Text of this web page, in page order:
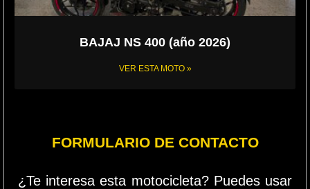
BAJAJ NS 400 (año 2026)
VER ESTA MOTO »
FORMULARIO DE CONTACTO
¿Te interesa esta motocicleta? Puedes usar